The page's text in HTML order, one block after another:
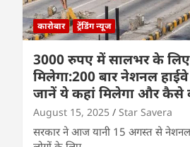
कारोबार ट्रेंडिंग न्यूज
3000 रुपए में सालभर के
मिलेगा:200 बार नेशनल
जानें ये कहां मिलेगा और कैसे
August 15, 2025 Star Savera
सरकार ने आज यानी 15 अगस्त से नेशनल